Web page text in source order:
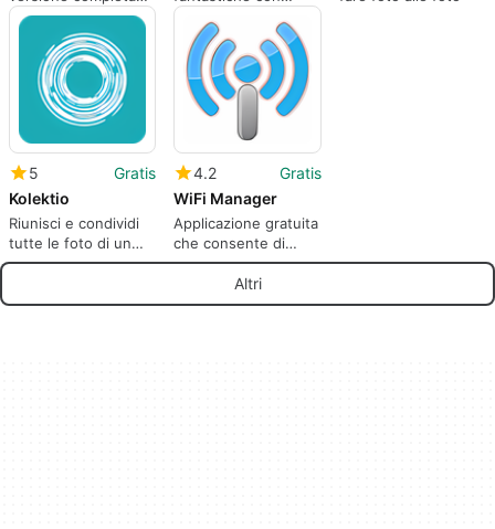
per Android,
realizzato da Phone
Optimization
Solution.
effetti fotografici
straordinari!
5
Gratis
Kolektio
Riunisci e condividi
tutte le foto di un
evento,
in privato
4.2
Gratis
WiFi Manager
Applicazione gratuita
che consente di
gestire più
agevolmente le reti
wireless
Altri